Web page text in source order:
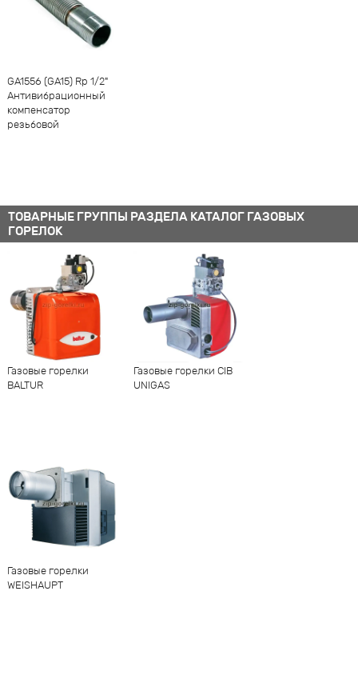
GA1556 (GA15) Rp 1/2"
Антивибрационный
компенсатор
резьбовой
ТОВАРНЫЕ ГРУППЫ РАЗДЕЛА КАТАЛОГ ГАЗОВЫХ
ГОРЕЛОК
Газовые горелки
BALTUR
Газовые горелки CIB
UNIGAS
Газовые горелки
WEISHAUPT